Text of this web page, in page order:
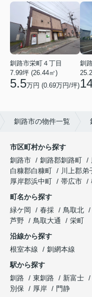
釧路市栄町４丁目
7.99坪 (26.44㎡)
5.5万円 (0.69万円/坪)
釧
釧路市の物件一覧
市区町村から探す
釧路市
釧路郡釧路町
白糠郡白糠町
川上郡弟
厚岸郡浜中町
帯広市
町名から探す
緑ケ岡
春採 鳥取北
芦野
鳥取大通
栄町
沿線から探す
根室本線
釧網本線
駅から探す
釧路
東釧路 新富士
別保
厚岸 門静